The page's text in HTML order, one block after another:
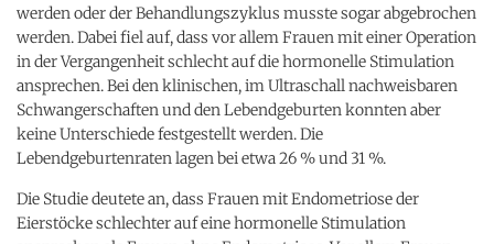
werden oder der Behandlungszyklus musste sogar abgebrochen
werden. Dabei fiel auf, dass vor allem Frauen mit einer Operation
in der Vergangenheit schlecht auf die hormonelle Stimulation
ansprechen. Bei den klinischen, im Ultraschall nachweisbaren
Schwangerschaften und den Lebendgeburten konnten aber
keine Unterschiede festgestellt werden. Die
Lebendgeburtenraten lagen bei etwa 26 % und 31 %.
Die Studie deutete an, dass Frauen mit Endometriose der
Eierstöcke schlechter auf eine hormonelle Stimulation